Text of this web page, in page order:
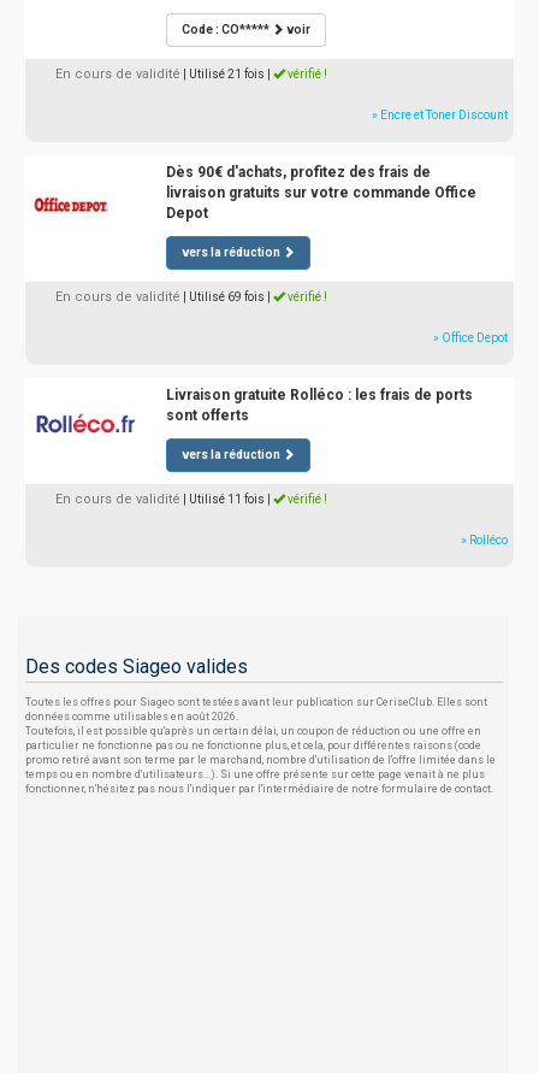
Code : CO***** voir
En cours de validité | Utilisé 21 fois vérifié !
» Encre et Toner Discount
Dès 90€ d'achats, profitez des frais de
livraison gratuits sur votre commande Office
Depot
vers la réduction
En cours de validité | Utilisé 69 fois vérifié !
» Office Depot
Livraison gratuite Rolléco : les frais de ports
sont offerts
vers la réduction
En cours de validité | Utilisé 11 fois vérifié !
» Rolléco
Des codes Siageo valides
Toutes les offres pour Siageo sont testées avant leur publication sur CeriseClub. Elles sont
données comme utilisables en août 2026.
Toutefois, il est possible qu'après un certain délai, un coupon de réduction ou une offre en
particulier ne fonctionne pas ou ne fonctionne plus, et cela, pour différentes raisons (code
promo retiré avant son terme par le marchand, nombre d'utilisation de l'offre limitée dans le
temps ou en nombre d'utilisateurs...). Si une offre présente sur cette page venait à ne plus
fonctionner, n'hésitez pas nous l'indiquer par l'intermédiaire de notre formulaire de contact.